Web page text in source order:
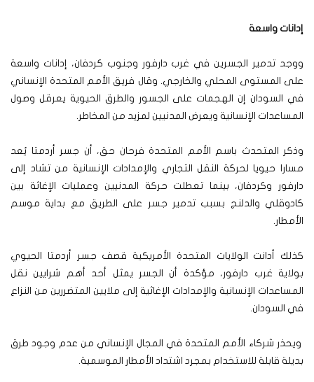
إدانات واسعة
ووجد تدمير الجسرين في غرب دارفور وجنوب كردفان، إدانات واسعة
على المستوى المحلي والخارجي. وقال فريق الأمم المتحدة الإنساني
في السودان إن الهجمات على الجسور والطرق الحيوية يعرقل وصول
المساعدات الإنسانية ويعرض المدنيين لمزيد من المخاطر.
وذكر المتحدث باسم الأمم المتحدة فرحان حق، أن جسر أردمتا يُعد
مسارا حيويا لحركة النقل التجاري والإمدادات الإنسانية من تشاد إلى
دارفور وكردفان، بينما تعطلت حركة المدنيين وعمليات الإغاثة بين
كادوقلي والدلنج بسبب تدمير جسر على الطريق مع بداية موسم
الأمطار.
كذلك أدانت الولايات المتحدة الأمريكية قصف جسر أردمتا الحيوي
بولاية غرب دارفور، مؤكدة أن الجسر يمثل أحد أهم شرايين نقل
المساعدات الإنسانية والإمدادات الإغاثية إلى ملايين المتضررين من النزاع
في السودان.
ويحذر شركاء الأمم المتحدة في المجال الإنساني من عدم وجود طرق
بديلة قابلة للاستخدام بمجرد اشتداد الأمطار الموسمية.